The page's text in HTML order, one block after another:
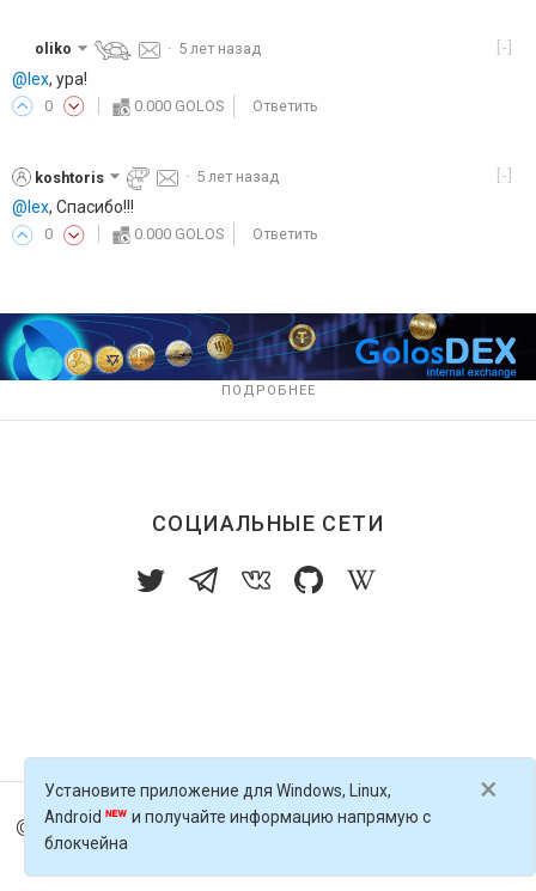
[-]
oliko · 5 лет назад
@lex, ура!
0 0.000 GOLOS Ответить
[-]
koshtoris · 5 лет назад
@lex, Спасибо!!!
0 0.000 GOLOS Ответить
ПОДРОБНЕЕ
СОЦИАЛЬНЫЕ СЕТИ
© 2016-2026Голос Блоги — децентрализованная п
латформа, работающая на блокчейне Golos
×
Установите приложение для Windows, Linux,
Android
и получайте информацию напрямую с
блокчейна